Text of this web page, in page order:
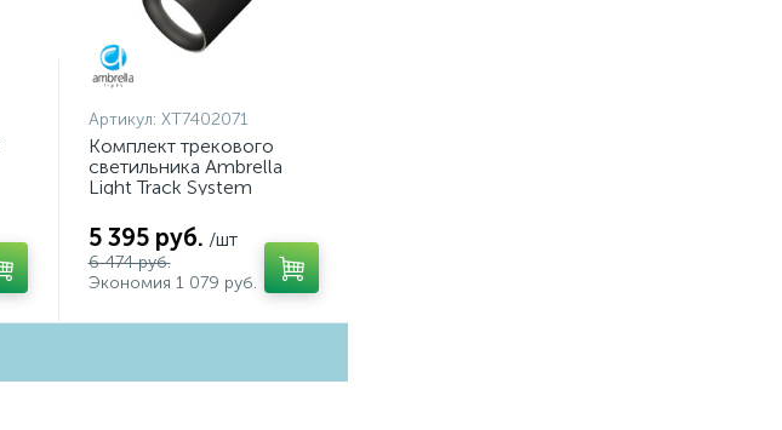
Артикул: XT7402071
Комплект трекового
светильника Ambrella
Light Track System
A2071, C7402, N7021)
5 395 руб. /шт
6 474 руб.
Экономия 1 079 руб.